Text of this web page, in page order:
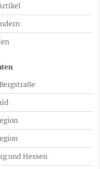
und Hessen